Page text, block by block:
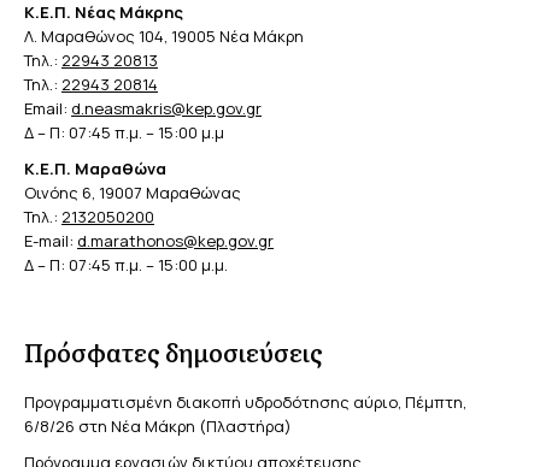
Κ.Ε.Π. Νέας Μάκρης
Λ. Μαραθώνος 104, 19005 Νέα Μάκρη
Τηλ.: 22943 20813
Τηλ.: 22943 20814
Email: d.neasmakris@kep.gov.gr
Δ – Π: 07:45 π.μ. – 15:00 μ.μ
Κ.Ε.Π. Μαραθώνα
Οινόης 6, 19007 Μαραθώνας
Τηλ.: 2132050200
E-mail: d.marathonos@kep.gov.gr
Δ – Π: 07:45 π.μ. – 15:00 μ.μ.
Πρόσφατες δημοσιεύσεις
Προγραμματισμένη διακοπή υδροδότησης αύριο, Πέμπτη,
6/8/26 στη Νέα Μάκρη (Πλαστήρα)
Πρόγραμμα εργασιών δικτύου αποχέτευσης